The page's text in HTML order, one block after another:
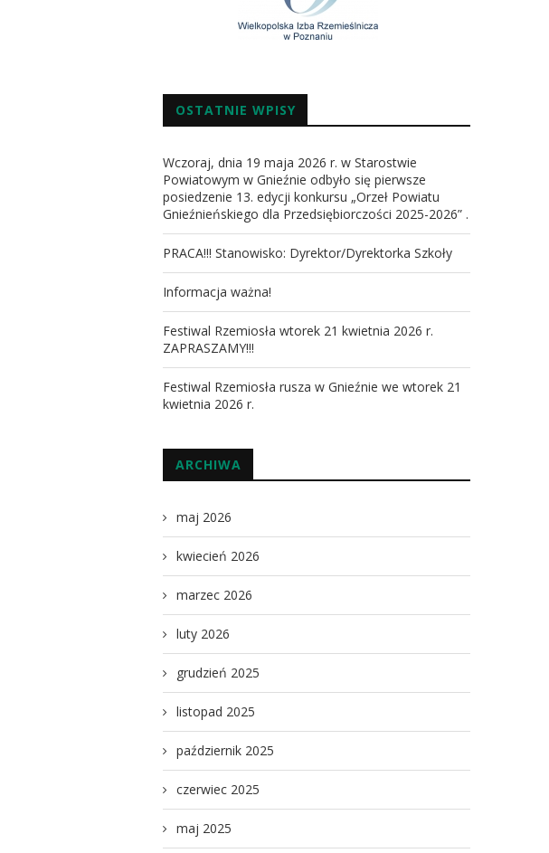
OSTATNIE WPISY
Wczoraj, dnia 19 maja 2026 r. w Starostwie
Powiatowym w Gnieźnie odbyło się pierwsze
posiedzenie 13. edycji konkursu „Orzeł Powiatu
Gnieźnieńskiego dla Przedsiębiorczości 2025-2026” .
PRACA!!! Stanowisko: Dyrektor/Dyrektorka Szkoły
Informacja ważna!
Festiwal Rzemiosła wtorek 21 kwietnia 2026 r.
ZAPRASZAMY!!!
Festiwal Rzemiosła rusza w Gnieźnie we wtorek 21
kwietnia 2026 r.
ARCHIWA
maj 2026
kwiecień 2026
marzec 2026
luty 2026
grudzień 2025
listopad 2025
październik 2025
czerwiec 2025
maj 2025